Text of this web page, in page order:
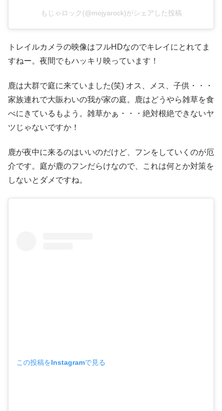
もじゃロック(@mojyarock)がシェアした投稿
トレイルカメラの映像はフルHDなのでキレイにとれてま
すねー。夜間でもハッキリ映っています！
鹿は大群で庭に来ていました(笑) オス、メス、子供・・・
家族連れで大賑わいの我が家の庭。鹿はどうやら雑草を食
べにきているもよう。雑草かぁ・・・絶対根絶できないヤ
ツじゃないですか！
鹿が夜中に来るのはいいのだけど、フンをしていくのが厄
介です。庭が鹿のフンだらけなので、これは何とか対策を
しないとダメですね。
この投稿をInstagramで見る